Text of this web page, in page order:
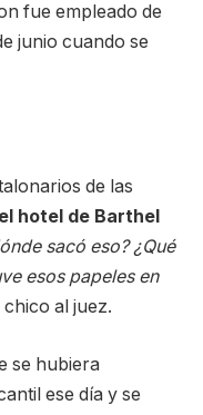
fue empleado de
junio cuando se
de las
hotel de Barthel
sacó eso? ¿Qué
esos papeles en
chico al juez.
se hubiera
ese día y se